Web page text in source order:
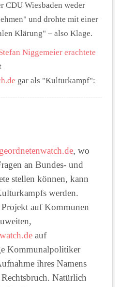
CDU Wiesbaden weder
und drohte mit einer
Klärung" – also Klage.
Niggemeier erachtete
gar als "Kulturkampf":
, wo
an Bundes- und
stellen können, kann
werden.
auf Kommunen
auf
Kommunalpolitiker
ihres Namens
Natürlich